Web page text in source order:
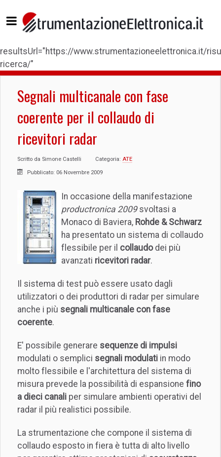
resultsUrl="https://www.strumentazioneelettronica.it/
ricerca/"
Segnali multicanale con fase
coerente per il collaudo di
ricevitori radar
Scritto da Simone Castelli Categoria: ATE
Pubblicato: 06 Novembre 2009
In occasione della manifestazione
productronica 2009svoltasi a
Monaco di Baviera, Rohde & Schwarz
ha presentato un sistema di collaudo
flessibile per il collaudodei più
avanzati ricevitori radar.
Il sistema di test può essere usato dagli
utilizzatori o dei produttori di radar per simulare
anche i più segnali multicanale con fase
coerente.
E' possibile generare sequenze di impulsi
modulati o semplici segnali modulati in modo
molto flessibile e l'architettura del sistema di
misura prevede la possibilità di espansione fino
a dieci canali per simulare ambienti operativi del
radar il più realistici possibile.
La strumentazione che compone il sistema di
collaudo esposto in fiera è tutta di alto livello